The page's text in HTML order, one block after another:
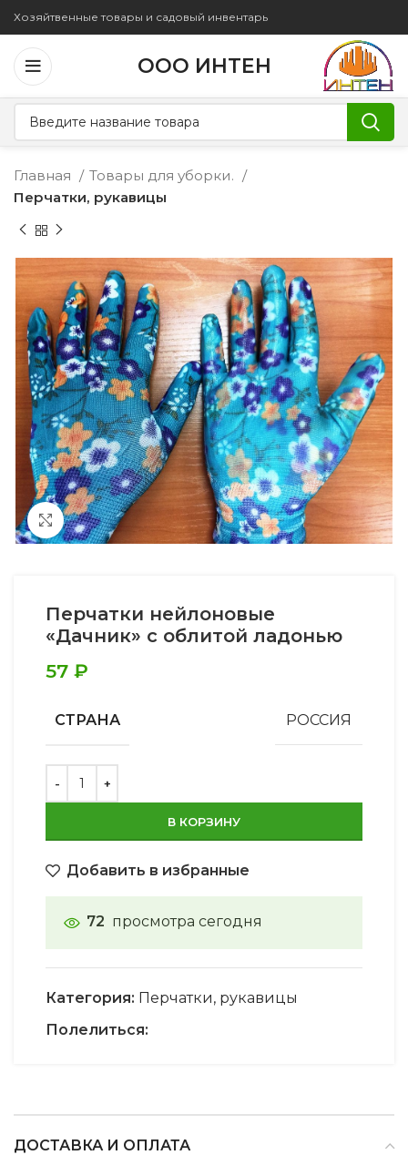
Хозяйтвенные товары и садовый инвентарь
ООО ИНТЕН
Главная
Товары для уборки.
Перчатки, рукавицы
Увеличить
Перчатки нейлоновые
«Дачник» с облитой ладонью
57 ₽
СТРАНА РОССИЯ
В КОРЗИНУ
Добавить в избранные
72 просмотра сегодня
Категория: Перчатки, рукавицы
Полелиться:
ДОСТАВКА И ОПЛАТА